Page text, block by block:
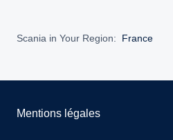
Scania in Your Region: France
Mentions légales